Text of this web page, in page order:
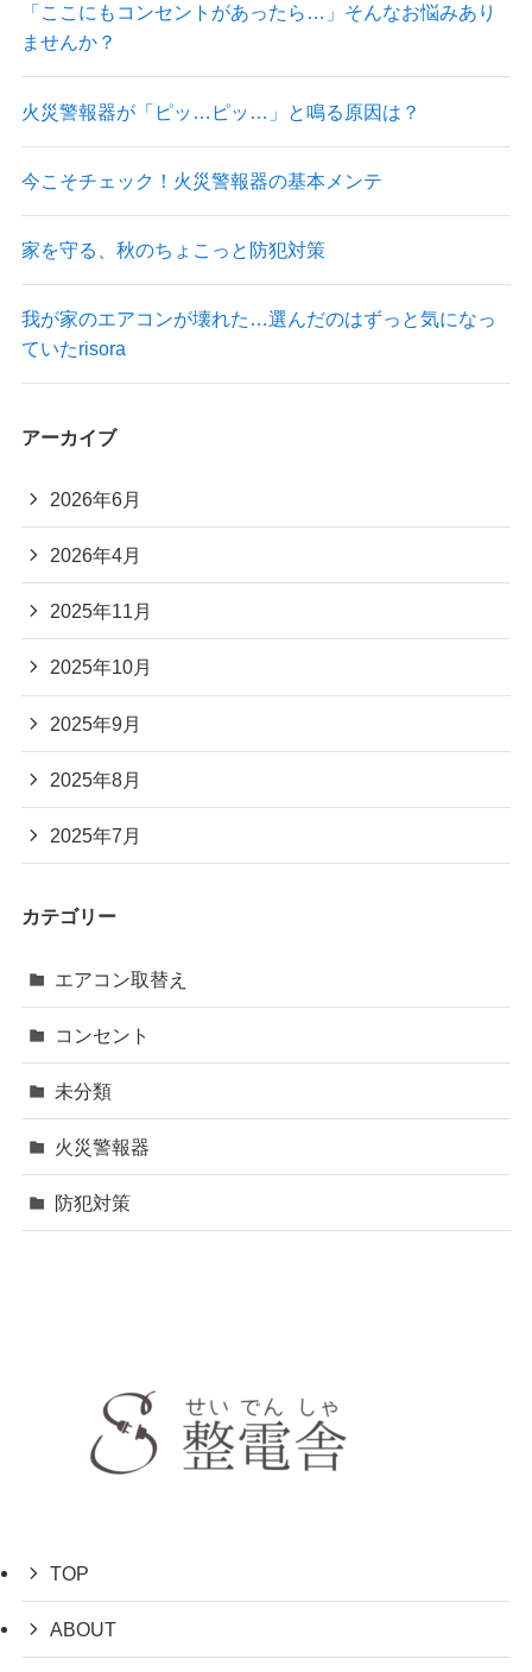
「ここにもコンセントがあったら…」そんなお悩みあり
ませんか？
火災警報器が「ピッ…ピッ…」と鳴る原因は？
今こそチェック！火災警報器の基本メンテ
家を守る、秋のちょこっと防犯対策
我が家のエアコンが壊れた…選んだのはずっと気になっ
ていたrisora
アーカイブ
2026年6月
2026年4月
2025年11月
2025年10月
2025年9月
2025年8月
2025年7月
カテゴリー
エアコン取替え
コンセント
未分類
火災警報器
防犯対策
TOP
ABOUT